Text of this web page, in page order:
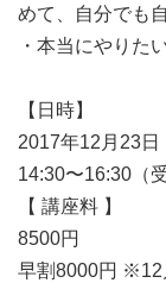
めて、自分でも
・本当にやりた
【日時】
2017年12月23日
14:30〜16:30
【 講座料 】
8500円
早割8000円 ※12